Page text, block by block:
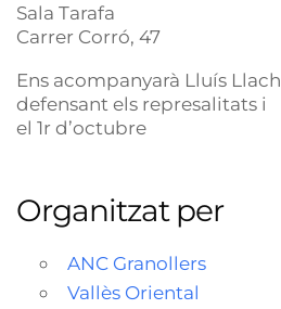
Sala Tarafa
Carrer Corró, 47
Ens acompanyarà Lluís Llach
defensant els represalitats i
el 1r d’octubre
Organitzat per
ANC Granollers
Vallès Oriental